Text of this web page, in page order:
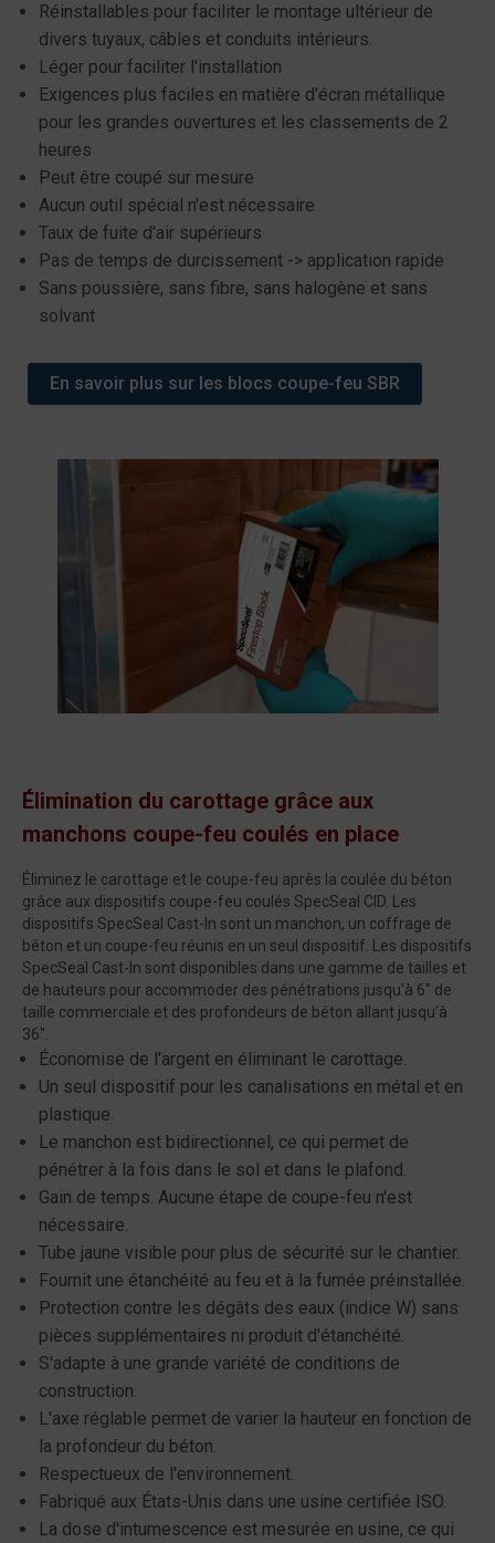
Réinstallables pour faciliter le montage ultérieur de
divers tuyaux, câbles et conduits intérieurs.
Léger pour faciliter l'installation
Exigences plus faciles en matière d'écran métallique
pour les grandes ouvertures et les classements de 2
heures
Peut être coupé sur mesure
Aucun outil spécial n'est nécessaire
Taux de fuite d'air supérieurs
Pas de temps de durcissement -> application rapide
Sans poussière, sans fibre, sans halogène et sans
solvant
En savoir plus sur les blocs coupe-feu SBR
Élimination du carottage grâce aux
manchons coupe-feu coulés en place
Éliminez le carottage et le coupe-feu après la coulée du béton
grâce aux dispositifs coupe-feu coulés SpecSeal CID. Les
dispositifs SpecSeal Cast-In sont un manchon, un coffrage de
béton et un coupe-feu réunis en un seul dispositif. Les dispositifs
SpecSeal Cast-In sont disponibles dans une gamme de tailles et
de hauteurs pour accommoder des pénétrations jusqu'à 6" de
taille commerciale et des profondeurs de béton allant jusqu'à
36".
Économise de l'argent en éliminant le carottage.
Un seul dispositif pour les canalisations en métal et en
plastique.
Le manchon est bidirectionnel, ce qui permet de
pénétrer à la fois dans le sol et dans le plafond.
Gain de temps. Aucune étape de coupe-feu n'est
nécessaire.
Tube jaune visible pour plus de sécurité sur le chantier.
Fournit une étanchéité au feu et à la fumée préinstallée.
Protection contre les dégâts des eaux (indice W) sans
pièces supplémentaires ni produit d'étanchéité.
S'adapte à une grande variété de conditions de
construction.
L'axe réglable permet de varier la hauteur en fonction de
la profondeur du béton.
Respectueux de l'environnement.
Fabriqué aux États-Unis dans une usine certifiée ISO.
La dose d'intumescence est mesurée en usine, ce qui